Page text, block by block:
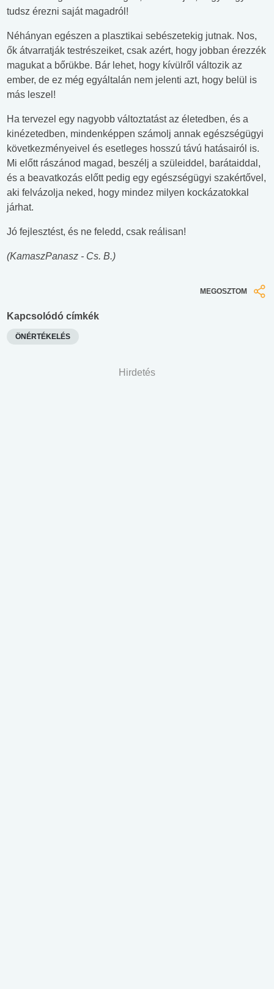
tudsz érezni saját magadról!
Néhányan egészen a plasztikai sebészetekig jutnak. Nos,
ők átvarratják testrészeiket, csak azért, hogy jobban érezzék
magukat a bőrükbe. Bár lehet, hogy kívülről változik az
ember, de ez még egyáltalán nem jelenti azt, hogy belül is
más leszel!
Ha tervezel egy nagyobb változtatást az életedben, és a
kinézetedben, mindenképpen számolj annak egészségügyi
következményeivel és esetleges hosszú távú hatásairól is.
Mi előtt rászánod magad, beszélj a szüleiddel, barátaiddal,
és a beavatkozás előtt pedig egy egészségügyi szakértővel,
aki felvázolja neked, hogy mindez milyen kockázatokkal
járhat.
Jó fejlesztést, és ne feledd, csak reálisan!
(KamaszPanasz - Cs. B.)
MEGOSZTOM
Kapcsolódó címkék
ÖNÉRTÉKELÉS
Hirdetés